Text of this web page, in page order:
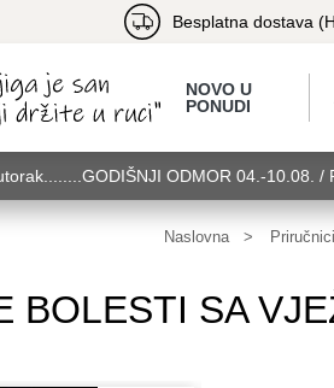
Besplatna dostava
NOVO U
PONUDI
ODMOR 04.-
11.08. utorak........GODIŠNJI
kreću 11.08. utorak........GODIŠNJI
Naslovna
BOLESTI SA